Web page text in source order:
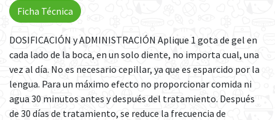
DOSIFICACIÓN y ADMINISTRACIÓN Aplique 1 gota de gel en
cada lado de la boca, en un solo diente, no importa cual, una
vez al día. No es necesario cepillar, ya que es esparcido por la
lengua. Para un máximo efecto no proporcionar comida ni
agua 30 minutos antes y después del tratamiento. Después
de 30 días de tratamiento, se reduce la frecuencia de
Ficha Técnica